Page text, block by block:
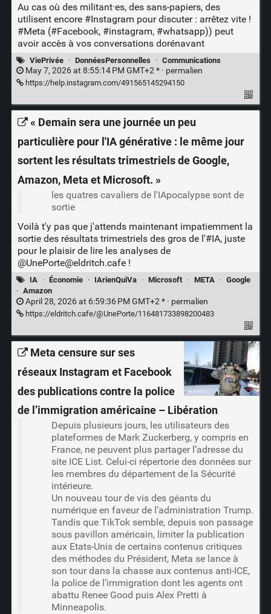
Au cas où des militant·es, des sans-papiers, des
utilisent encore #Instagram pour discuter : arrêtez vite !
#Meta (#Facebook, #instagram, #whatsapp)) peut
avoir accès à vos conversations dorénavant
ViePrivée · DonnéesPersonnelles · Communications
May 7, 2026 at 8:55:14 PM GMT+2 * · permalien
https://help.instagram.com/491565145294150
« Demain sera une journée un peu
particulière pour l'IA générative : le même jour
sortent les résultats trimestriels de Google,
Amazon, Meta et Microsoft. »
les quatres cavaliers de l'IApocalypse sont de
sortie
Voilà t'y pas que j'attends maintenant impatiemment la
sortie des résultats trimestriels des gros de l'#IA, juste
pour le plaisir de lire les analyses de
@UnePorte@eldritch.cafe !
IA · Économie · IArienQuiVa · Microsoft · META · Google
· Amazon
April 28, 2026 at 6:59:36 PM GMT+2 * · permalien
https://eldritch.cafe/@UnePorte/116481733898200483
Meta censure sur ses
réseaux Instagram et Facebook
des publications contre la police
de l’immigration américaine – Libération
Depuis plusieurs jours, les utilisateurs des
plateformes de Mark Zuckerberg, y compris en
France, ne peuvent plus partager l’adresse du
site ICE List. Celui-ci répertorie des données sur
les membres du département de la Sécurité
intérieure.
Un nouveau tour de vis des géants du
numérique en faveur de l’administration Trump.
Tandis que TikTok semble, depuis son passage
sous pavillon américain, limiter la publication
aux Etats-Unis de certains contenus critiques
des méthodes du Président, Meta se lance à
son tour dans la chasse aux contenus anti-ICE,
la police de l’immigration dont les agents ont
abattu Renee Good puis Alex Pretti à
Minneapolis.